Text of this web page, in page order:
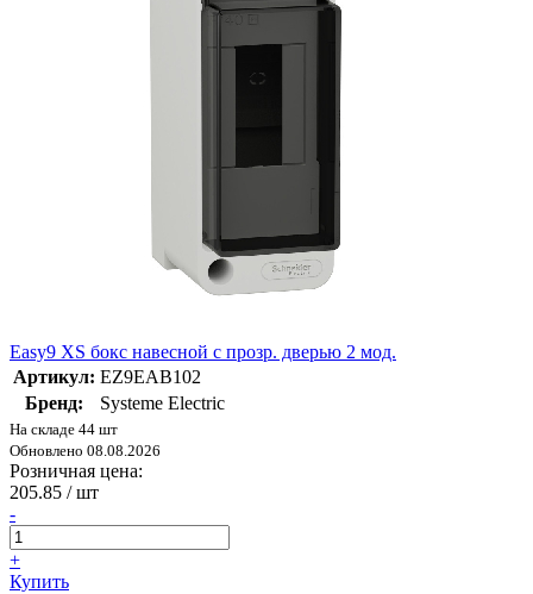
Easy9 XS бокс навесной с прозр. дверью 2 мод.
Артикул: EZ9EAB102
Бренд:
Systeme Electric
На складе 44 шт
Обновлено 08.08.2026
Розничная цена:
205.85 / шт
-
+
Купить